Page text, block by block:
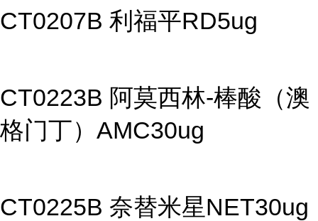
CT0207B 利福平RD5ug
CT0223B 阿莫西林-棒酸（澳
格门丁）AMC30ug
CT0225B 奈替米星NET30ug